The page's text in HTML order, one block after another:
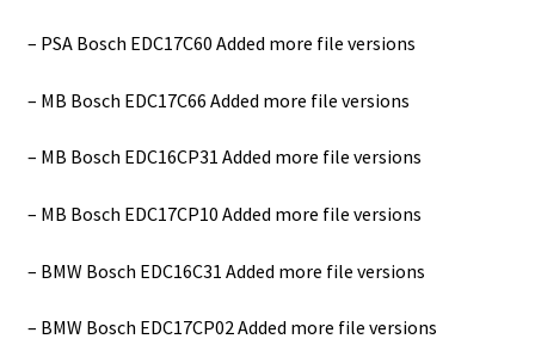
– PSA Bosch EDC17C60 Added more file versions
– MB Bosch EDC17C66 Added more file versions
– MB Bosch EDC16CP31 Added more file versions
– MB Bosch EDC17CP10 Added more file versions
– BMW Bosch EDC16C31 Added more file versions
– BMW Bosch EDC17CP02 Added more file versions